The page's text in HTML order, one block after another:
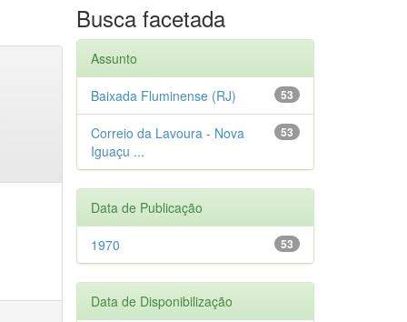
Busca facetada
Assunto
53
Baixada Fluminense (RJ)
53
Correio da Lavoura - Nova
Iguaçu ...
Data de Publicação
53
1970
Data de Disponibilização